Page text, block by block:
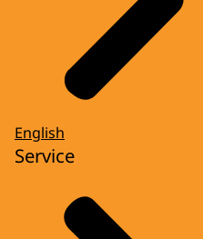
English
Service